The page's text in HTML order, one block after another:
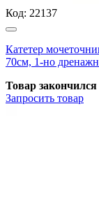
Код: 22137
Катетер
70см, 1-но
Товар закончился
Запросить товар